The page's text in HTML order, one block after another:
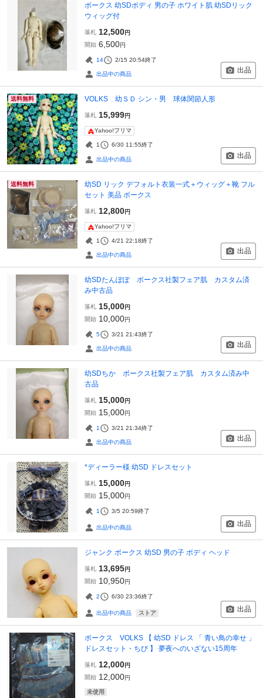
ボークス 幼SDボディ 男の子 ホワイト肌 幼SDリック
ウィッグ付
落札 12,500円
開始 6,500円
14 2/15 20:54終了
出品中の商品 出品
送料無料 VOLKS 幼ＳＤ シン・男 球体関節人形
落札 15,999円
Yahoo!フリマ
1 6/30 11:55終了
出品中の商品 出品
送料無料
幼SD リック デフォルト衣装一式＋ウィッグ＋靴 フル
セット 美品 ボークス
落札 12,800円
Yahoo!フリマ
1 4/21 22:18終了
出品中の商品 出品
幼SDたんぽぽ ボークス社製フェア肌 カスタム済
み中古品
落札 15,000円
開始 10,000円
5 3/21 21:43終了
出品中の商品 出品
幼SDちか ボークス社製フェア肌 カスタム済み中
古品
落札 15,000円
開始 15,000円
1 3/21 21:34終了
出品中の商品 出品
*ディーラー様 幼SD ドレスセット
落札 15,000円
開始 15,000円
1 3/5 20:59終了
出品中の商品 出品
ジャンク ボークス 幼SD 男の子 ボディ ヘッド
落札 13,695円
開始 10,950円
2 6/30 23:36終了
出品中の商品 ストア 出品
ボークス VOLKS 【 幼SD ドレス 「 青い鳥の幸せ 」
ドレスセット・ちび 】 夢夜へのいざない15周年
落札 12,000円
開始 12,000円
未使用